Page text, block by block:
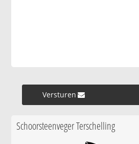
Versturen »
Schoorsteenveger Terschelling